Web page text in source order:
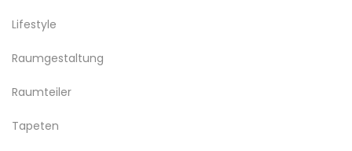
Lifestyle
Raumgestaltung
Raumteiler
Tapeten